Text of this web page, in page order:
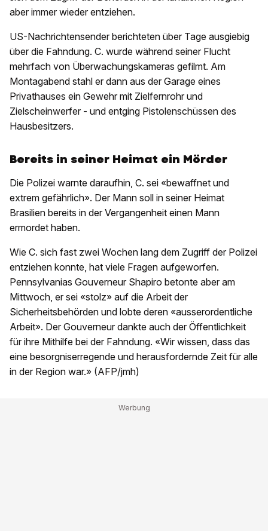
aber immer wieder entziehen.
US-Nachrichtensender berichteten über Tage ausgiebig
über die Fahndung. C. wurde während seiner Flucht
mehrfach von Überwachungskameras gefilmt. Am
Montagabend stahl er dann aus der Garage eines
Privathauses ein Gewehr mit Zielfernrohr und
Zielscheinwerfer - und entging Pistolenschüssen des
Hausbesitzers.
Bereits in seiner Heimat ein Mörder
Die Polizei warnte daraufhin, C. sei «bewaffnet und
extrem gefährlich». Der Mann soll in seiner Heimat
Brasilien bereits in der Vergangenheit einen Mann
ermordet haben.
Wie C. sich fast zwei Wochen lang dem Zugriff der Polizei
entziehen konnte, hat viele Fragen aufgeworfen.
Pennsylvanias Gouverneur Shapiro betonte aber am
Mittwoch, er sei «stolz» auf die Arbeit der
Sicherheitsbehörden und lobte deren «ausserordentliche
Arbeit». Der Gouverneur dankte auch der Öffentlichkeit
für ihre Mithilfe bei der Fahndung. «Wir wissen, dass das
eine besorgniserregende und herausfordernde Zeit für alle
in der Region war.» (AFP/jmh)